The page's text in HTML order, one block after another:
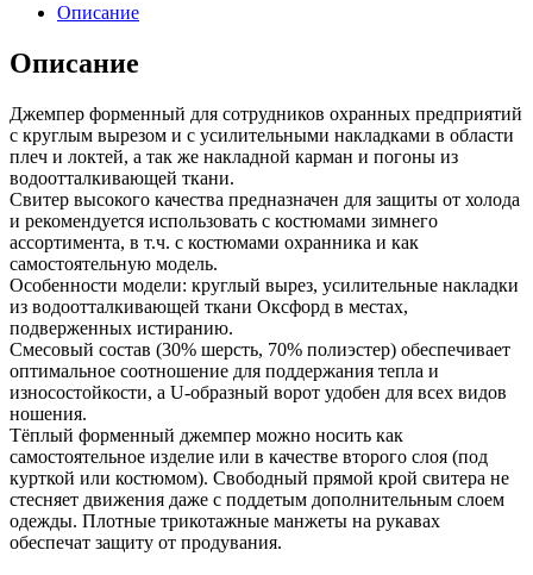
Описание
Описание
Джемпер форменный для сотрудников охранных предприятий
с круглым вырезом и с усилительными накладками в области
плеч и локтей, а так же накладной карман и погоны из
водоотталкивающей ткани.
Свитер высокого качества предназначен для защиты от холода
и рекомендуется использовать с костюмами зимнего
ассортимента, в т.ч. с костюмами охранника и как
самостоятельную модель.
Особенности модели: круглый вырез, усилительные накладки
из водоотталкивающей ткани Оксфорд в местах,
подверженных истиранию.
Смесовый состав (30% шерсть, 70% полиэстер) обеспечивает
оптимальное соотношение для поддержания тепла и
износостойкости, а U-образный ворот удобен для всех видов
ношения.
Тёплый форменный джемпер можно носить как
самостоятельное изделие или в качестве второго слоя (под
курткой или костюмом). Свободный прямой крой свитера не
стесняет движения даже с поддетым дополнительным слоем
одежды. Плотные трикотажные манжеты на рукавах
обеспечат защиту от продувания.